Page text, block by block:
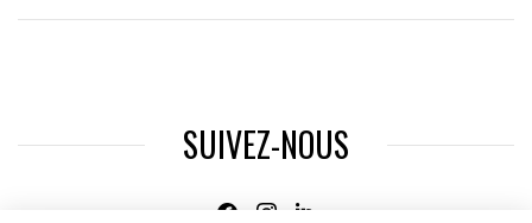
SUIVEZ-NOUS